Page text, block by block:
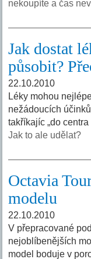
nekoupíte a čas
Jak dostat
působit?
22.10.2010
Léky mohou
nežádoucích
takříkajíc „do
Jak to ale udělat?
Octavia
modelu
22.10.2010
V přepracované
nejoblíbenějších
model boduje v